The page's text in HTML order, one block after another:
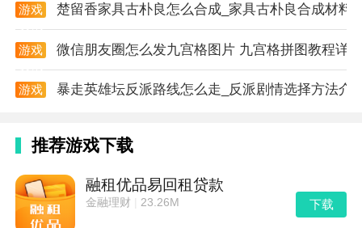
游戏
楚留香家具古朴良怎么合成_家具古朴良合成材料
游戏
微信朋友圈怎么发九宫格图片 九宫格拼图教程详解
游戏
暴走英雄坛反派路线怎么走_反派剧情选择方法介
推荐游戏下载
融租优品易回租贷款
金融理财 23.26M 下载